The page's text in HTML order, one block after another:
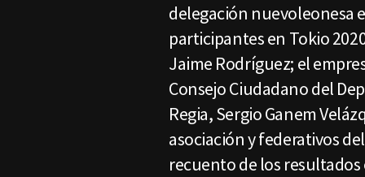
delegación nuevoleonesa
participantes en Tokio
Jaime Rodríguez; el
Consejo Ciudadano del
Regia, Sergio Ganem
asociación y federativos
recuento de los